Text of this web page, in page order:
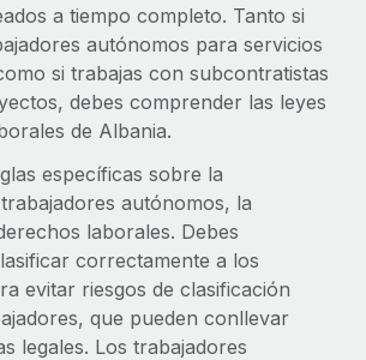
experto
gente experta en RR. HH. globales
normativo.
de antecedentes
normativo
riesgos de cumplimiento
tecnológicos y contrólalos
los recursos
a tiempo completo. Tanto si
autónomos para servicios
si trabajas con subcontratistas
debes comprender las leyes
de Albania.
específicas sobre la
autónomos, la
laborales. Debes
correctamente a los
evitar riesgos de clasificación
que pueden conllevar
legales. Los trabajadores